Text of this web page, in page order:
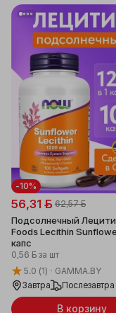
-10%
56,31 ƃ 62,57 ƃ
Подсолнечный
Foods Lecithin
капс
0,56 ƃ за шт
5.0 (1)
GAMMA.BY
Завтра
Послезавтра
В корзину